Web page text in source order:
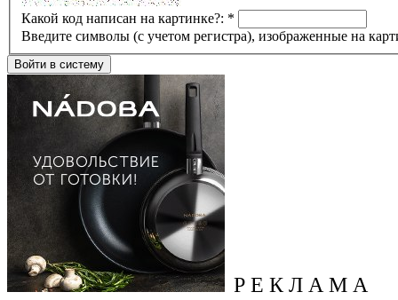
Какой код написан на картинке?: *
Введите символы (с учетом регистра), изображенные на
Р Е К Л А М А